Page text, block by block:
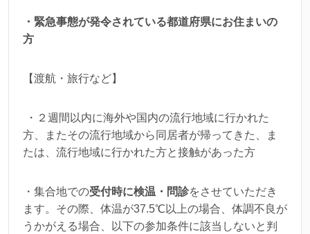
・緊急事態が発令されている都道府県にお住まいの
方
【渡航・旅行など】
・２週間以内に海外や国内の流行地域に行かれた
方、またその流行地域から同居者が帰ってきた、ま
たは、流行地域に行かれた方と接触があった方
・集合地での受付時に検温・問診をさせていただき
ます。その際、体温が37.5℃以上の場合、体調不良が
うかがえる場合、以下の参加条件に該当しないと判